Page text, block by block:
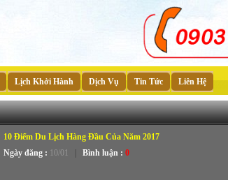
Lịch Khởi Hành Dịch Vụ Tin Tức Liên Hệ
10 Điểm Du Lịch Hàng Đầu Của Năm 2017
Ngày đăng : 10/01 Bình luận : 0